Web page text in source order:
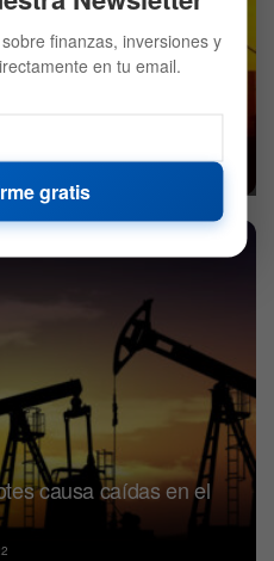
causa caídas en el
finanzas, inversiones y
en tu email.
gratis